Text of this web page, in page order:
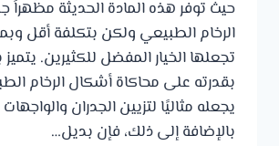
حيث توفر هذه المادة الحديثة مظهراً
الرخام الطبيعي ولكن بتكلفة أقل
تجعلها الخيار المفضل للكثيرين. يتميز
بقدرته على محاكاة أشكال الرخام
يجعله مثاليًا لتزيين الجدران والواجهات
بالإضافة إلى ذلك، فإن بديل…